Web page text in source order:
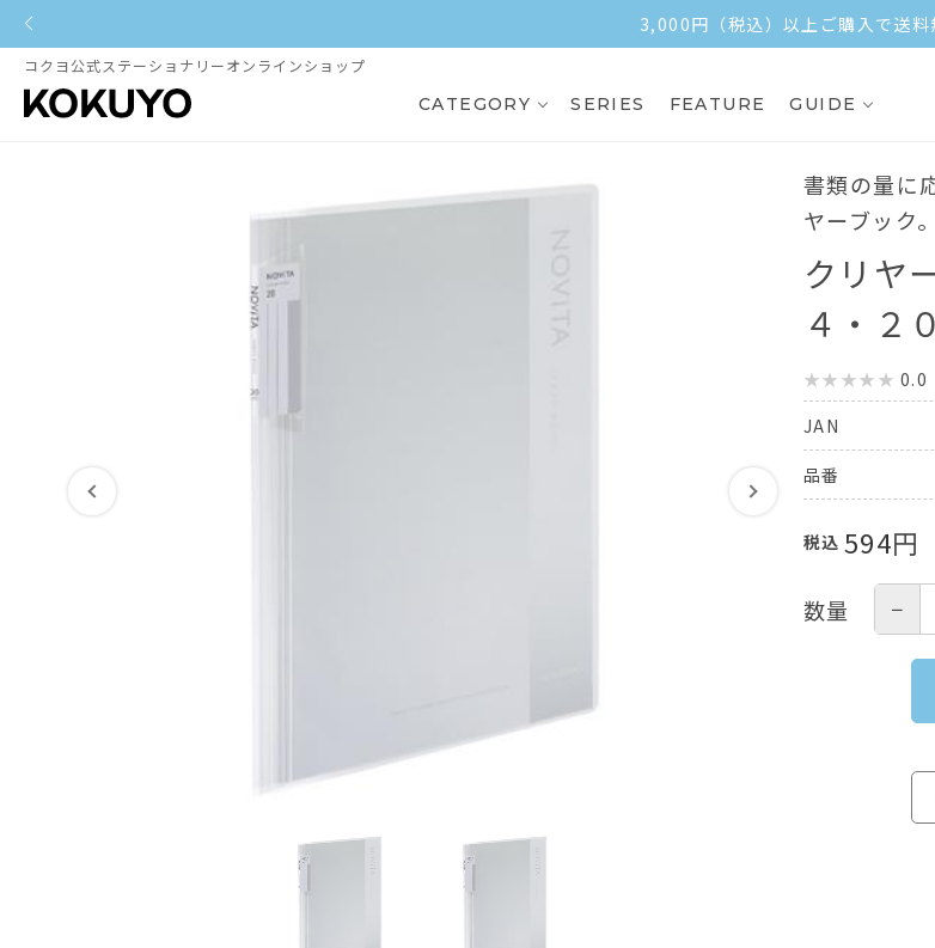
3,000円（税込）以上ご購入で送料
コクヨ公式ステーショナリーオンラインショップ
CATEGORY SERIES FEATURE GUIDE
書類の量に
ヤーブック。
クリヤ
４・２
0.0
JAN
品番
税込 594円
数量 −